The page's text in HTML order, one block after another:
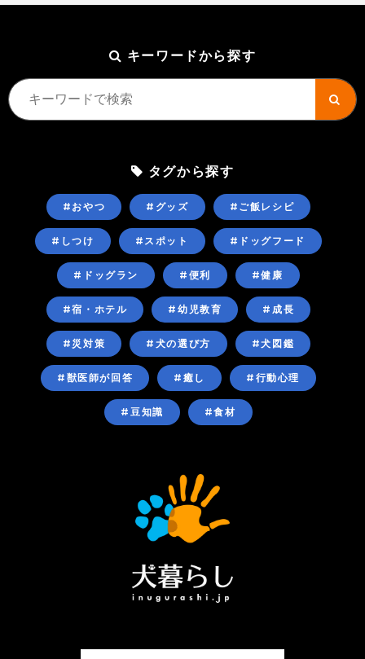
キーワードから探す
タグから探す
#おやつ #グッズ #ご飯レシピ
#しつけ #スポット #ドッグフード
#ドッグラン #便利 #健康
#宿・ホテル #幼児教育 #成長
#災対策 #犬の選び方 #犬図鑑
#獣医師が回答 #癒し #行動心理
#豆知識 #食材